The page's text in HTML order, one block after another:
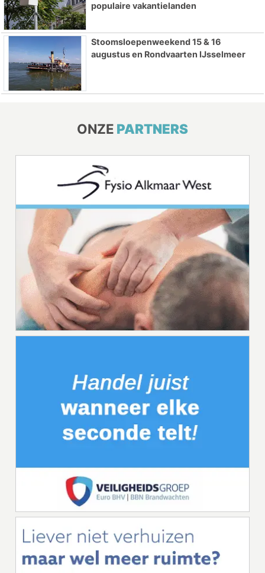
populaire vakantielanden
Stoomsloepenweekend 15 & 16
augustus en Rondvaarten IJsselmeer
ONZE PARTNERS